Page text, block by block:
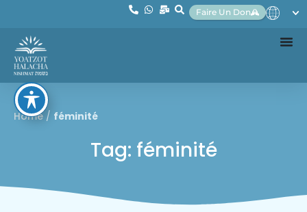
Faire Un Don
Home/ féminité
Tag: féminité